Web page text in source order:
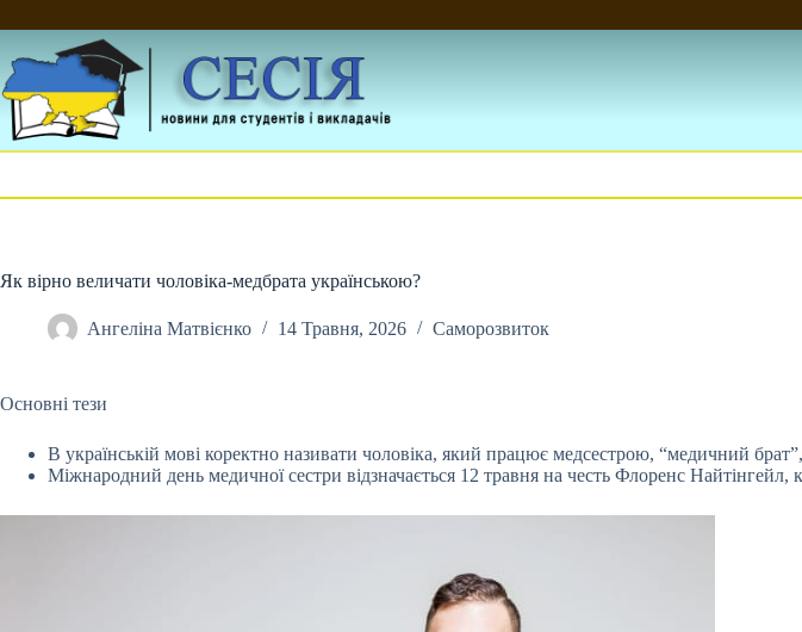
до
Як вірно величати чоловіка-медбрата українською?
Ангеліна Матвієнко 14 Травня, 2026 Саморозвиток
Основні тези
В українській мові коректно називати чоловіка, який працює медсестрою, “медичний
Міжнародний день медичної сестри відзначається 12 травня на честь Флоренс Найтінгейл,